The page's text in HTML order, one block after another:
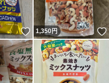
いいね！
1,350円